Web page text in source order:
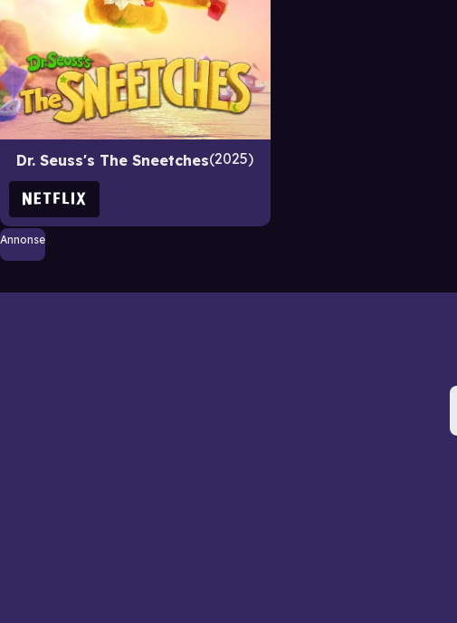
Dr. Seuss's The Sneetches 2025
Annonse